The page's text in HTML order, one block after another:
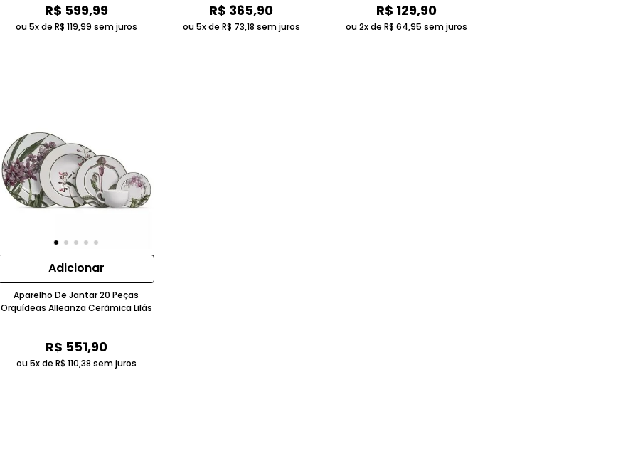
R$ 599,99
ou 5x de R$ 119,99 sem juros
R$ 365,90
ou 5x de R$ 73,18 sem juros
R$ 129,90
ou 2x deR$ 64,95 sem juros
Adicionar
Aparelho De Jantar 20 Peças
Orquídeas Alleanza Cerâmica Lilás
R$ 551,90
ou 5x de R$ 110,38 sem juros